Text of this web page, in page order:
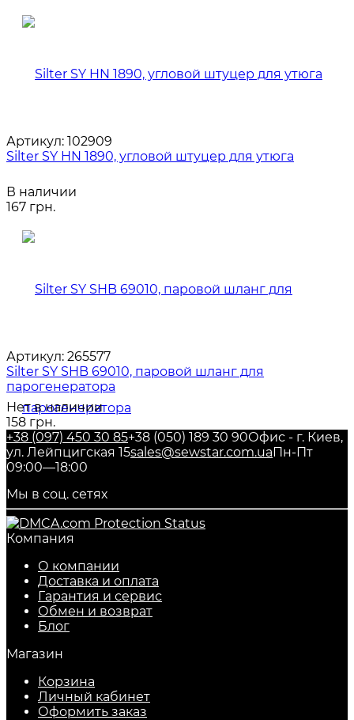
Артикул: 102909
Silter SY HN 1890, угловой штуцер для утюга
В наличии
167 грн.
Артикул: 265577
Silter SY SHB 69010, паровой шланг для
парогенератора
Нет в наличии
158 грн.
+38 (097) 450 30 85+38 (050) 189 30 90Офис - г. Киев,
ул. Лейпцигская 15sales@sewstar.com.uaПн-Пт
09:00—18:00
Мы в соц. сетях
Компания
О компании
Доставка и оплата
Гарантия и сервис
Обмен и возврат
Блог
Магазин
Корзина
Личный кабинет
Оформить заказ